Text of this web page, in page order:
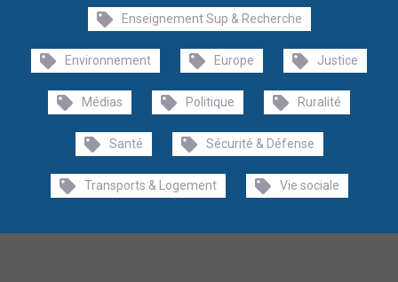
Enseignement Sup & Recherche
Environnement Europe Justice
Médias Politique Ruralité
Santé Sécurité & Défense
Transports & Logement Vie sociale